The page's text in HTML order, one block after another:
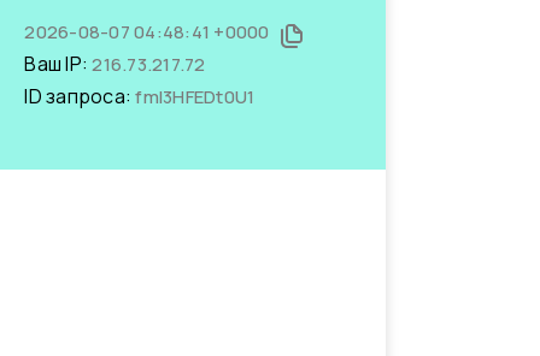
2026-08-07 04:48:41 +0000
Ваш IP:216.73.217.72
ID запроса:fmI3HFEDt0U1